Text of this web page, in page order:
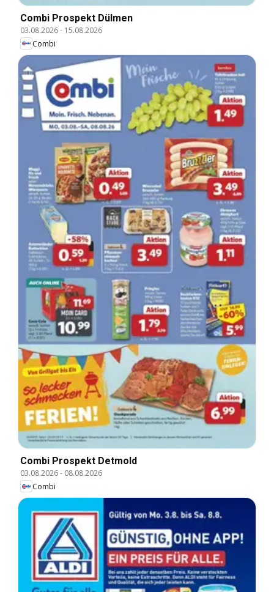
Combi Prospekt Dülmen
03.08.2026- 15.08.2026
Combi
Combi Prospekt Detmold
03.08.2026- 08.08.2026
Combi